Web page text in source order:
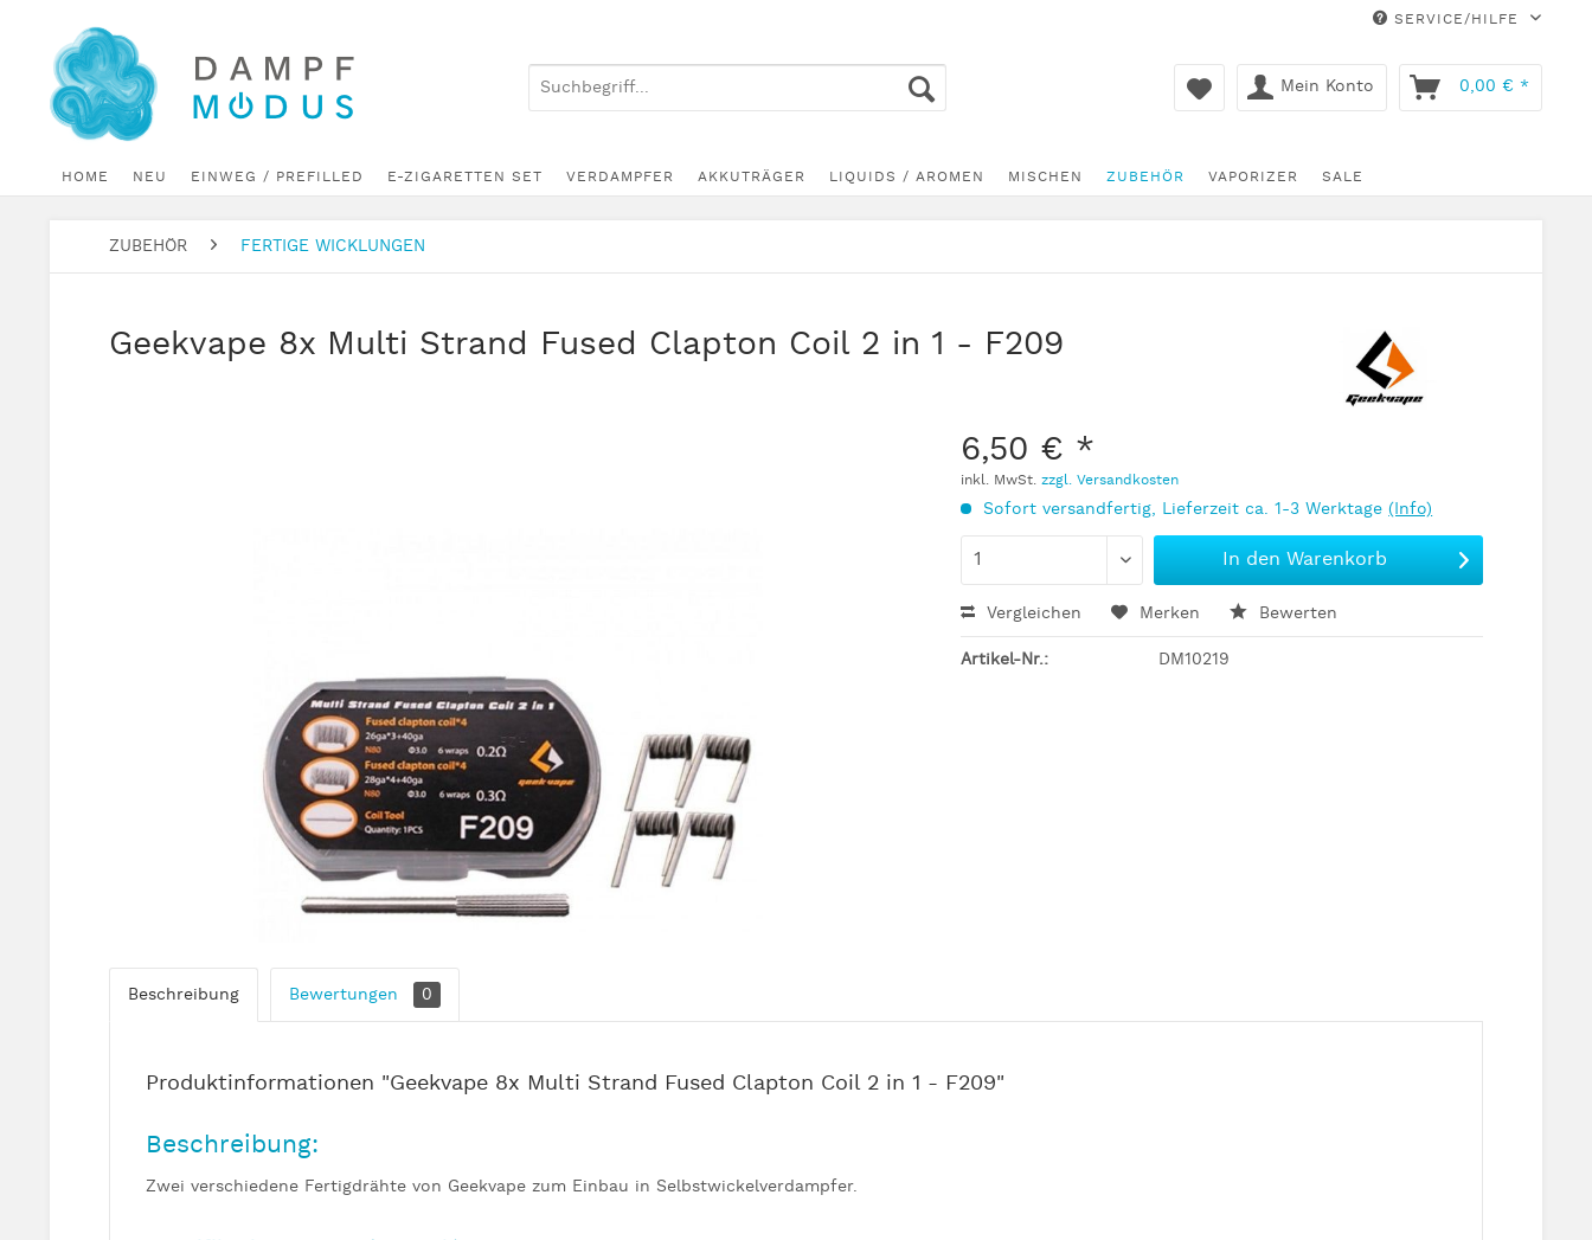
SERVICE/HILFE
Mein Konto 0,00 € *
HOME NEU EINWEG / PREFILLED E-ZIGARETTEN SET VERDAMPFER AKKUTRÄGER LIQUIDS / AROMEN MISCHEN ZUBEHÖR VAPORIZER SALE
ZUBEHÖR FERTIGE WICKLUNGEN
Geekvape 8x Multi Strand Fused Clapton Coil 2 in 1 - F209
6,50 € *
inkl. MwSt.zzgl. Versandkosten
Sofort versandfertig, Lieferzeit ca. 1-3 Werktage(Info)
In den Warenkorb
Vergleichen Merken Bewerten
Artikel-Nr.: DM10219
Beschreibung Bewertungen 0
Produktinformationen "Geekvape 8x Multi Strand Fused Clapton Coil 2 in 1 - F209"
Beschreibung:
Zwei verschiedene Fertigdrähte von Geekvape zum Einbau in Selbstwickelverdampfer.